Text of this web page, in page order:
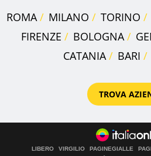
ROMA MILANO TORINO
FIRENZE
BOLOGNA
CATANIA
BARI
TROVA
LIBERO VIRGILIO PAGINEGIALLE